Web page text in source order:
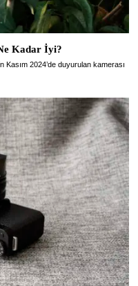
Kadar İyi?
Kasım 2024’de duyurulan kamerası